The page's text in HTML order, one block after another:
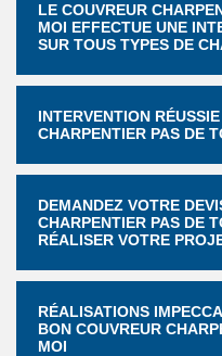
LE COUVREUR
MOI EFFECTUE UNE
SUR TOUS TYPES DE
INTERVENTION
CHARPENTIER PAS DE
DEMANDEZ VOTRE
CHARPENTIER PAS DE
RÉALISER VOTRE
RÉALISATIONS
BON COUVREUR
MOI